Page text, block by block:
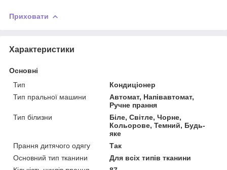
Приховати
Характеристики
Основні
Тип
Кондиціонер
Тип пральної машини
Автомат, Напівавтомат,
Ручне прання
Тип білизни
Біле, Світле, Чорне,
Кольорове, Темний, Будь-
яке
Прання дитячого одягу
Так
Основний тип тканини
Для всіх типів тканини